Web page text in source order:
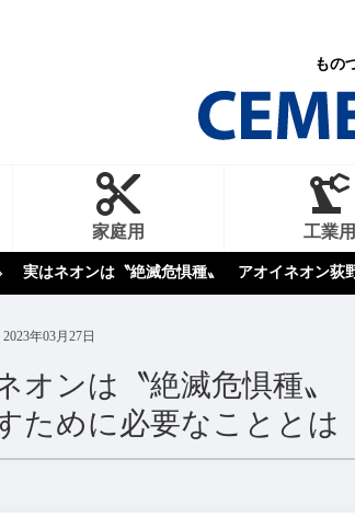
もの
家庭用 工業用
実はネオンは〝絶滅危惧種〟 アオイネオン荻
2023年03月27日
オンは〝絶滅危惧種
ために必要なこととは